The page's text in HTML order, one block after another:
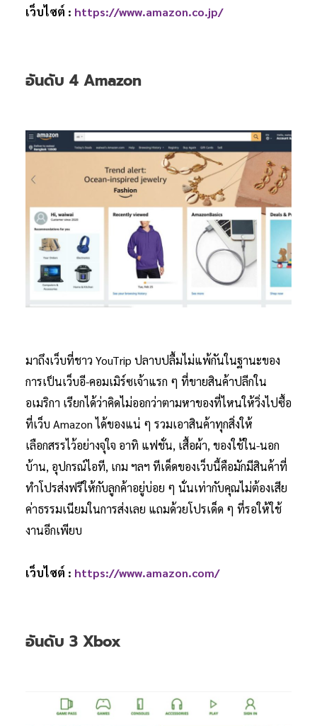
เว็บไซต์ : https://www.amazon.co.jp/
อันดับ 4 Amazon
มาถึงเว็บที่ชาว YouTrip ปลาบปลื้มไม่แพ้กันในฐานะของ
การเป็นเว็บอี-คอมเมิร์ซเจ้าแรก ๆ ที่ขายสินค้าปลีกใน
อเมริกา เรียกได้ว่าคิดไม่ออกว่าตามหาของที่ไหนให้วิ่งไปซื้อ
ที่เว็บ Amazon ได้ของแน่ ๆ รวมเอาสินค้าทุกสิ่งให้
เลือกสรรไว้อย่างจุใจ อาทิ แฟชั่น, เสื้อผ้า, ของใช้ใน-นอก
บ้าน, อุปกรณ์ไอที, เกม ฯลฯ ทีเด็ดของเว็บนี้คือมักมีสินค้าที่
ทำโปรส่งฟรีให้กับลูกค้าอยู่บ่อย ๆ นั่นเท่ากับคุณไม่ต้องเสีย
ค่าธรรมเนียมในการส่งเลย แถมด้วยโปรเด็ด ๆ ที่รอให้ใช้
งานอีกเพียบ
เว็บไซต์ : https://www.amazon.com/
อันดับ 3 Xbox